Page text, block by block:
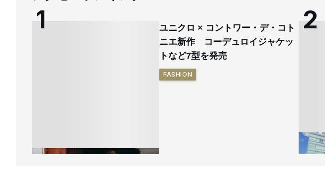
ユニクロ × コントワー・デ・コト
ニエ新作 コーデュロイジャケッ
トなど7型を発売
FASHION